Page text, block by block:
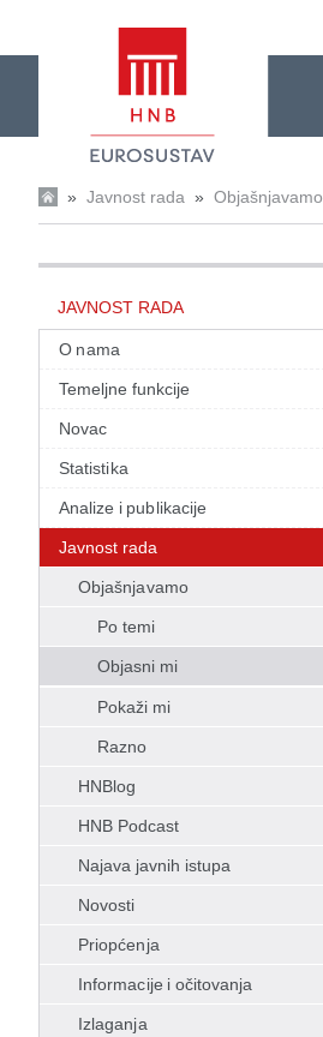
» Javnost rada » Objašnjavamo
JAVNOST RADA
O nama
Temeljne funkcije
Novac
Statistika
Analize i publikacije
Javnost rada
Objašnjavamo
Po temi
Objasni mi
Pokaži mi
Razno
HNBlog
HNB Podcast
Najava javnih istupa
Novosti
Priopćenja
Informacije i očitovanja
Izlaganja